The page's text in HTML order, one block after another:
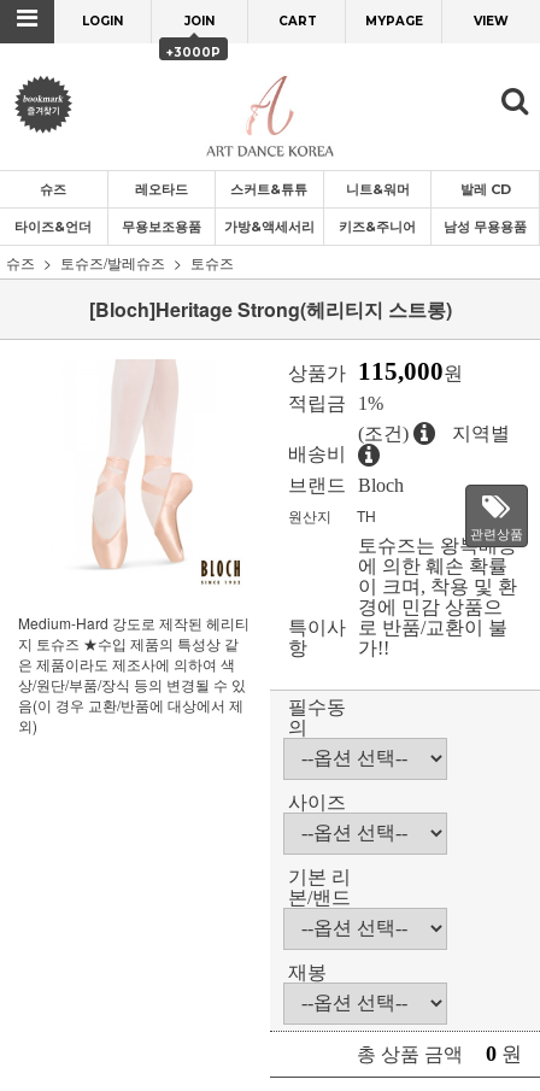
LOGIN
JOIN
+3000P
CART MYPAGE VIEW
슈즈 레오타드 스커트&튜튜 니트&워머 발레 CD
타이즈&언더 무용보조용품 가방&액세서리 키즈&주니어 남성 무용용품
슈즈 토슈즈/발레슈즈 토슈즈
[Bloch]Heritage Strong(헤리티지 스트롱)
Medium-Hard 강도로 제작된 헤리티
지 토슈즈 ★수입 제품의 특성상 같
은 제품이라도 제조사에 의하여 색
상/원단/부품/장식 등의 변경될 수 있
음(이 경우 교환/반품에 대상에서 제
외)
상품가 115,000원
적립금
1%
배송비
(조건) 지역별
브랜드
Bloch
원산지
TH
특이사
항
토슈즈는 왕복배송
에 의한 훼손 확률
이 크며, 착용 및 환
경에 민감 상품으
로 반품/교환이 불
가!!
관련상품
필수동
의
사이즈
기본 리
본/밴드
재봉
총 상품 금액 0 원